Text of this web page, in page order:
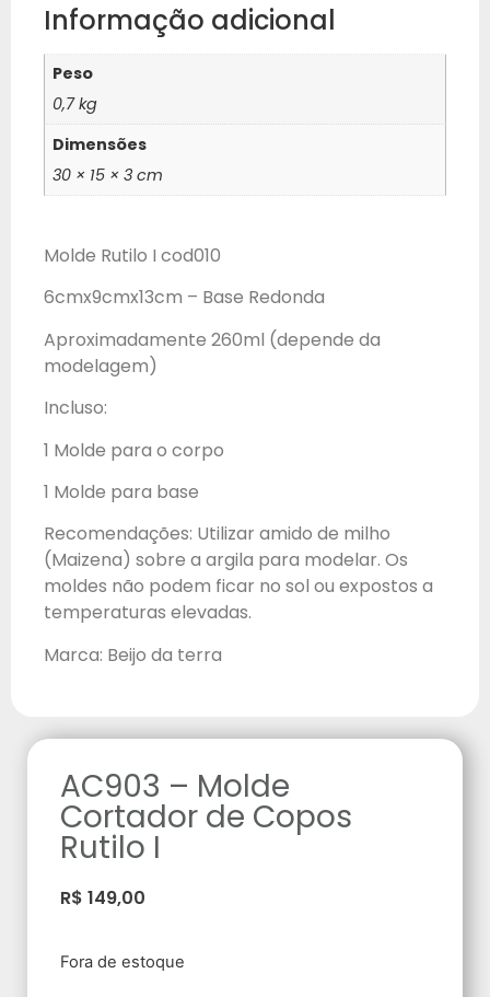
Informação adicional
Peso
0,7 kg
Dimensões
30 × 15 × 3 cm
Molde Rutilo I cod010
6cmx9cmx13cm – Base Redonda
Aproximadamente 260ml (depende da
modelagem)
Incluso:
1 Molde para o corpo
1 Molde para base
Recomendações: Utilizar amido de milho
(Maizena) sobre a argila para modelar. Os
moldes não podem ficar no sol ou expostos a
temperaturas elevadas.
Marca: Beijo da terra
AC903 – Molde
Cortador de Copos
Rutilo I
R$ 149,00
Fora de estoque